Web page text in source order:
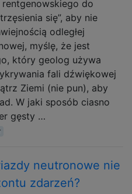
do
się”, aby nie
odległej
myślę, że jest
który geolog używa
fali dźwiękowej
Ziemi (nie pun), aby
W jaki sposób ciasno
gęsty …
neutronowe nie
zdarzeń?